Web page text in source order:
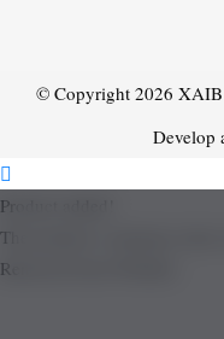
© Copyright 2026 XAIB
Develop
Product added!
The product is already in the
Removed from Wishlist